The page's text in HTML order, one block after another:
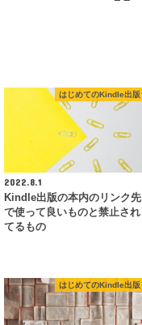
はじめてのKindle出版
2022.8.1
Kindle出版の本内のリンク先
で使って良いものと禁止され
てるもの
はじめてのKindle出版